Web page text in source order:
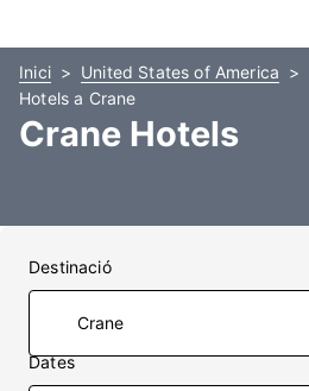
Inici United States of America
Hotels a Crane
Crane Hotels
Destinació
Dates